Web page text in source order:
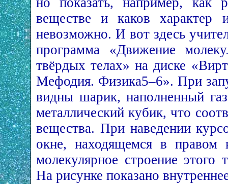
веществе и каков характер
невозможно. И вот здесь
программа «Движение
твёрдых телах» на диске
Мефодия. Физика­5–6». При
видны шарик, наполненный
металлический кубик, что
вещества. При наведении
окне, находящемся в правом
молекулярное строение
На рисунке показано